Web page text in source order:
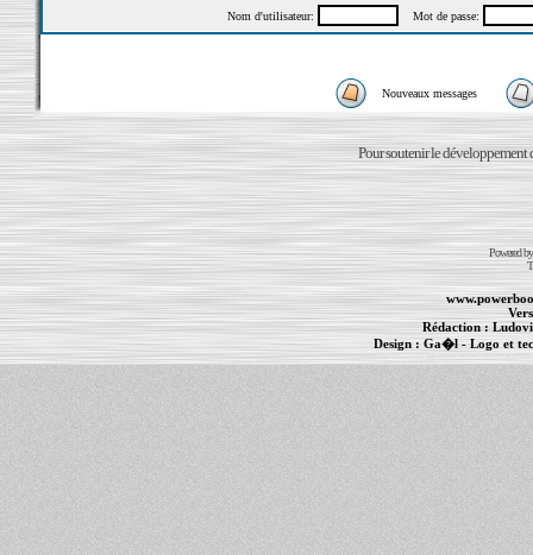
Nom d'utilisateur: Mot de passe:
Nouveaux messages
Pour soutenir le développement
Powered
Rédaction :
Design : Ga�l- Logo et